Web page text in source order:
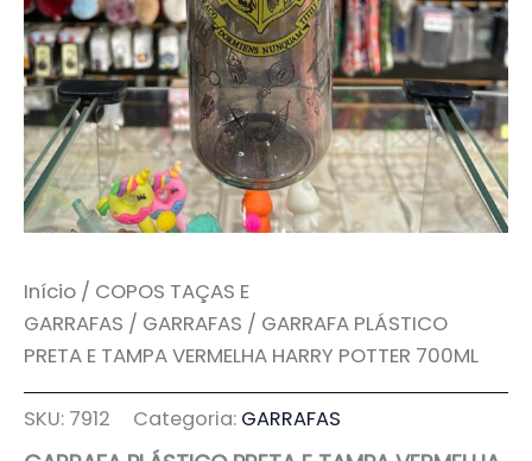
Início / COPOS TAÇAS E
GARRAFAS / GARRAFAS / GARRAFA PLÁSTICO
PRETA E TAMPA VERMELHA HARRY POTTER 700ML
SKU: 7912 Categoria: GARRAFAS